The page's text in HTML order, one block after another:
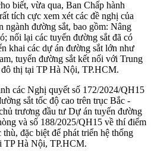
biết, vừa qua, Ban Chấp hành
tích cực xem xét các đề nghị của
ngành đường sắt, bao gồm: Nâng
nối lại các tuyến đường sắt đã có
khai các dự án đường sắt lớn như
tuyến đường sắt kết nối với Trung
thị tại TP Hà Nội, TP.HCM.
các Nghị quyết số 172/2024/QH15
sắt tốc độ cao trên trục Bắc -
trương đầu tư Dự án tuyến đường
và số 188/2025/QH15 về thí điểm
đặc biệt để phát triển hệ thống
TP Hà Nội, TP.HCM.